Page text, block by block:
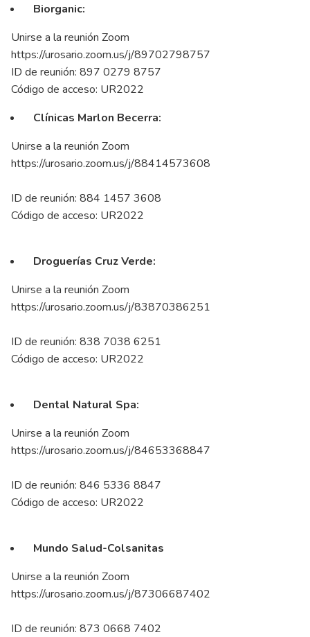
Biorganic:
Unirse a la reunión Zoom
https://urosario.zoom.us/j/89702798757
ID de reunión: 897 0279 8757
Código de acceso: UR2022
Clínicas Marlon Becerra:
Unirse a la reunión Zoom
https://urosario.zoom.us/j/88414573608
ID de reunión: 884 1457 3608
Código de acceso: UR2022
Droguerías Cruz Verde:
Unirse a la reunión Zoom
https://urosario.zoom.us/j/83870386251
ID de reunión: 838 7038 6251
Código de acceso: UR2022
Dental Natural Spa:
Unirse a la reunión Zoom
https://urosario.zoom.us/j/84653368847
ID de reunión: 846 5336 8847
Código de acceso: UR2022
Mundo Salud-Colsanitas
Unirse a la reunión Zoom
https://urosario.zoom.us/j/87306687402
ID de reunión: 873 0668 7402